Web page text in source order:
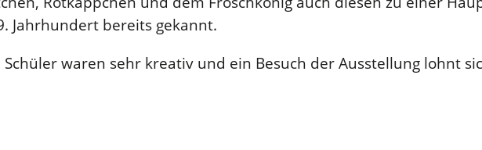
Jahrhundert bereits gekannt.
waren sehr kreativ und ein Besuch der Ausstellung lohnt